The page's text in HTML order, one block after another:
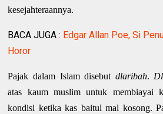
kesejahteraannya.
BACA JUGA : Edgar Allan Poe, Si
Horor
Pajak dalam Islam disebut dlaribah.
atas kaum muslim untuk membiayai
kondisi ketika kas baitul mal kosong.